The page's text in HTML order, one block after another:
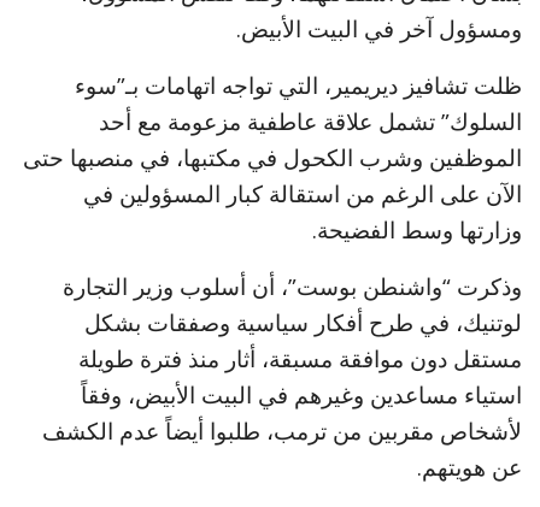
ومسؤول آخر في البيت الأبيض.
ظلت تشافيز ديريمير، التي تواجه اتهامات بـ”سوء
السلوك” تشمل علاقة عاطفية مزعومة مع أحد
الموظفين وشرب الكحول في مكتبها، في منصبها حتى
الآن على الرغم من استقالة كبار المسؤولين في
وزارتها وسط الفضيحة.
وذكرت “واشنطن بوست”، أن أسلوب وزير التجارة
لوتنيك، في طرح أفكار سياسية وصفقات بشكل
مستقل دون موافقة مسبقة، أثار منذ فترة طويلة
استياء مساعدين وغيرهم في البيت الأبيض، وفقاً
لأشخاص مقربين من ترمب، طلبوا أيضاً عدم الكشف
عن هويتهم.